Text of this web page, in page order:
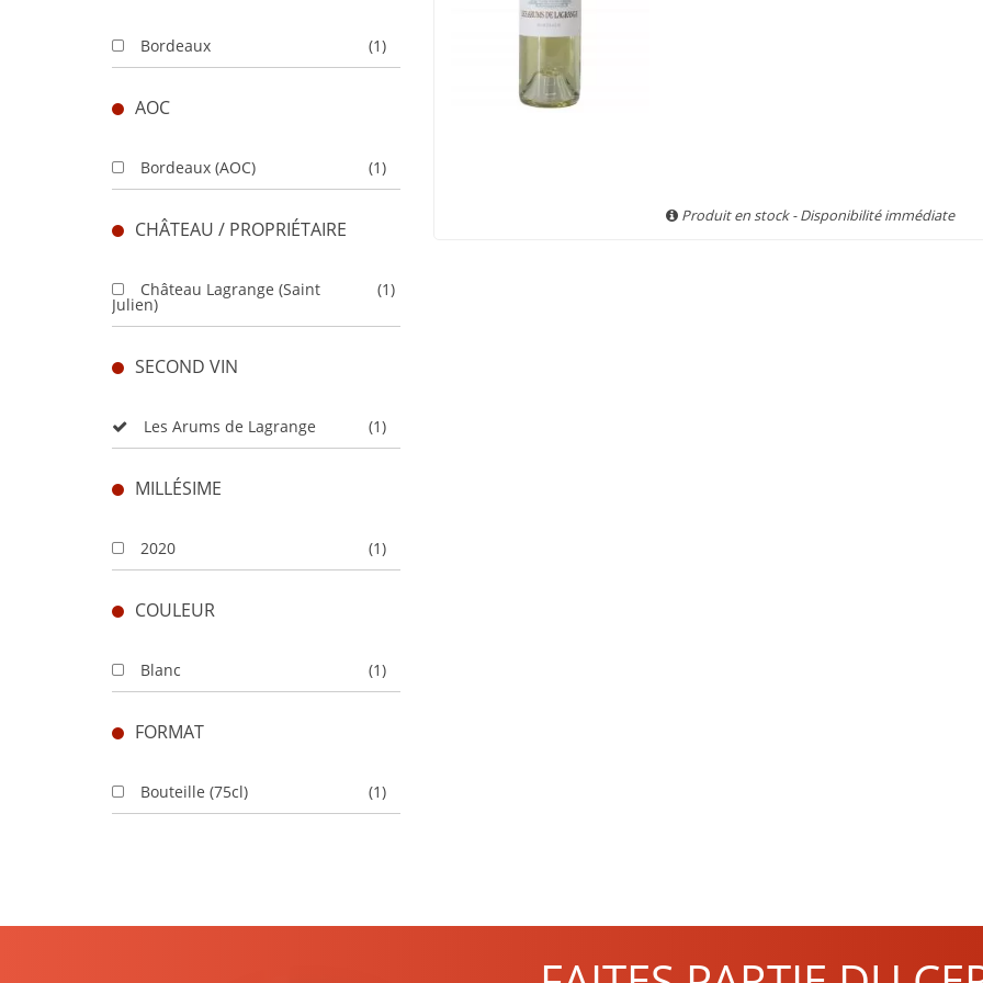
Bordeaux (1)
AOC
Bordeaux (AOC) (1)
CHÂTEAU / PROPRIÉTAIRE
Château Lagrange (Saint
Julien)
(1)
SECOND VIN
Les Arums de Lagrange (1)
MILLÉSIME
2020 (1)
COULEUR
Blanc (1)
FORMAT
Bouteille (75cl) (1)
Produit en stock - Disponibilité immédiate